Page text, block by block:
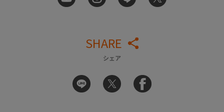
SHARE
シェア